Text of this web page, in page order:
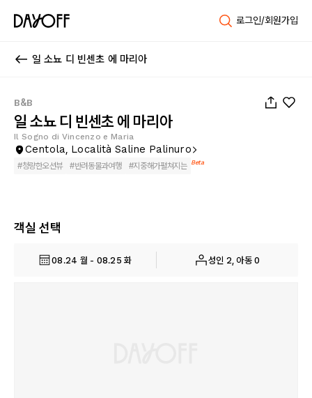
로그인/회원가입
일 소뇨 디 빈센초 에 마리아
B&B
일 소뇨 디 빈센초 에 마리아
Il Sogno di Vincenzo e Maria
Centola, Località Saline Palinuro
#청량한오션뷰 #반려동물과여행 #지중해가펼쳐지는 Beta
객실 선택
08.24 월 - 08.25 화 성인 2, 아동 0